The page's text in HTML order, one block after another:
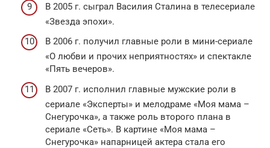
В 2005 г. сыграл Василия Сталина в телесериале
«Звезда эпохи».
В 2006 г. получил главные роли в мини-сериале
«О любви и прочих неприятностях» и спектакле
«Пять вечеров».
В 2007 г. исполнил главные мужские роли в
сериале «Эксперты» и мелодраме «Моя мама –
Снегурочка», а также роль второго плана в
сериале «Сеть». В картине «Моя мама –
Снегурочка» напарницей актера стала его